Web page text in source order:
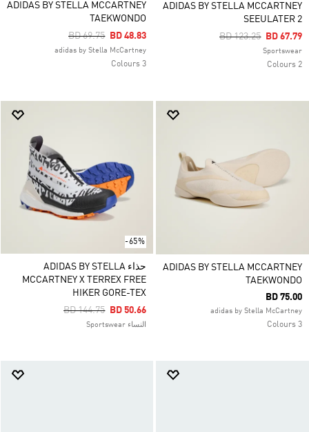
ADIDAS BY STELLA MCCARTNEY
SEEULATER 2
Price Reduced From
BD 123.25ToBD 67.79
Sportswear
2 Colours
ADIDAS BY STELLA MCCARTNEY
TAEKWONDO
Price Reduced From
BD 69.75ToBD 48.83
adidas by Stella McCartney
3 Colours
ADIDAS BY STELLA MCCARTNEY
TAEKWONDO
BD 75.00
adidas by Stella McCartney
3 Colours
-65%
حذاء ADIDAS BY STELLA
MCCARTNEY X TERREX FREE
HIKER GORE-TEX
Price Reduced From
BD 144.75ToBD 50.66
النساء Sportswear